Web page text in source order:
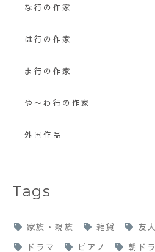
な行の作家
は行の作家
ま行の作家
や〜わ行の作家
外国作品
Tags
家族・親族 雑貨 友人
ドラマ ピアノ 朝ドラ